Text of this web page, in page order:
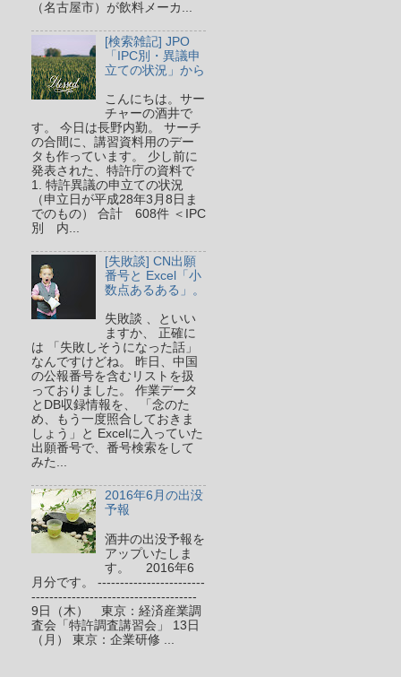
（名古屋市）が飲料メーカ...
[検索雑記] JPO
「IPC別・異議申
立ての状況」から
こんにちは。サー
チャーの酒井で
す。 今日は長野内勤。 サーチ
の合間に、講習資料用のデー
タも作っています。 少し前に
発表された、特許庁の資料で
1. 特許異議の申立ての状況
（申立日が平成28年3月8日ま
でのもの） 合計 608件 ＜IPC
別 内...
[失敗談] CN出願
番号と Excel「小
数点あるある」。
失敗談 、といい
ますか、 正確に
は 「失敗しそうになった話」
なんですけどね。 昨日、中国
の公報番号を含むリストを扱
っておりました。 作業データ
とDB収録情報を、 「念のた
め、もう一度照合しておきま
しょう」と Excelに入っていた
出願番号で、番号検索をして
みた...
2016年6月の出没
予報
酒井の出没予報を
アップいたしま
す。 2016年6
月分です。 ------------------------
-------------------------------------
9日（木） 東京：経済産業調
査会「特許調査講習会」 13日
（月） 東京：企業研修 ...